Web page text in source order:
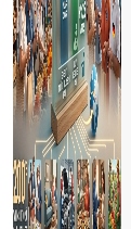
BALON
UNESCO BU YIL
ÇOCUKLU
ÖRENYERİ
2025 YILINDA
TURİST